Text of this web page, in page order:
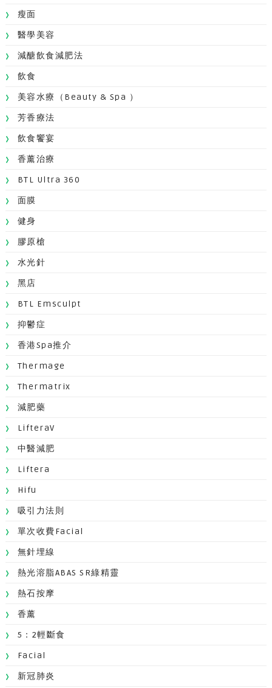
瘦面
醫學美容
減醣飲食減肥法
飲食
美容水療（Beauty & Spa ）
芳香療法
飲食饗宴
香薰治療
BTL Ultra 360
面膜
健身
膠原槍
水光針
黑店
BTL Emsculpt
抑鬱症
香港Spa推介
Thermage
Thermatrix
減肥藥
LifteraV
中醫減肥
Liftera
Hifu
吸引力法則
單次收費facial
無針埋線
熱光溶脂ABAS SR綠精靈
熱石按摩
香薰
5：2輕斷食
Facial
新冠肺炎